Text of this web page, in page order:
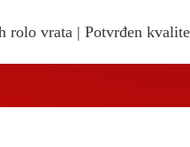
rolo vrata | Potvrđen